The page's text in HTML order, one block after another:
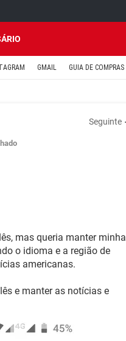
GMAIL GUIA DE COMPRAS
Seguinte
mas queria manter minha
o idioma e a região de
americanas.
e manter as notícias e